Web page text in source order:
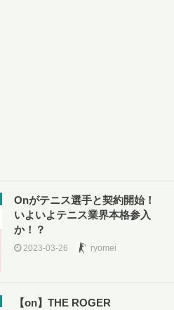
Onがテニス選手と契約開始！
いよいよテニス業界本格参入
か！？
2023-03-26 ryomei
【on】THE ROGER